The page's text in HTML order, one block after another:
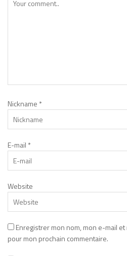
Nickname *
E-mail *
Website
Enregistrer mon nom, mon e-mail
pour mon prochain commentaire.